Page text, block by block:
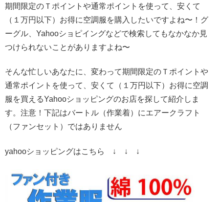
期間限定のＴポイントや通常ポイントを使って、安くて
（１万円以下）お得に空調服を購入したいですよね〜！グ
ーグル、Yahooショピイングなどで検索してもなかなか見
つけられないことがありますよね〜
そんな忙しいあなたに、変わって期間限定のＴポイントや
通常ポイントを使って、安くて（１万円以下）お得に空調
服を買えるYahooショッピングのお店を探して紹介しま
す。注意！下記はバートル（作業着）にエアークラフト
（ファンセット）ではありません
yahooショッピングはこちら ↓ ↓ ↓